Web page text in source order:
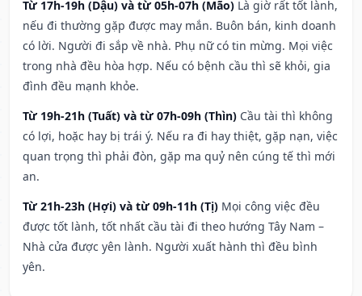
Từ 17h-19h (Dậu) và từ 05h-07h (Mão) Là giờ rất tốt lành,
nếu đi thường gặp được may mắn. Buôn bán, kinh doanh
có lời. Người đi sắp về nhà. Phụ nữ có tin mừng. Mọi việc
trong nhà đều hòa hợp. Nếu có bệnh cầu thì sẽ khỏi, gia
đình đều mạnh khỏe.
Từ 19h-21h (Tuất) và từ 07h-09h (Thìn) Cầu tài thì không
có lợi, hoặc hay bị trái ý. Nếu ra đi hay thiệt, gặp nạn, việc
quan trọng thì phải đòn, gặp ma quỷ nên cúng tế thì mới
an.
Từ 21h-23h (Hợi) và từ 09h-11h (Tị) Mọi công việc đều
được tốt lành, tốt nhất cầu tài đi theo hướng Tây Nam –
Nhà cửa được yên lành. Người xuất hành thì đều bình
yên.